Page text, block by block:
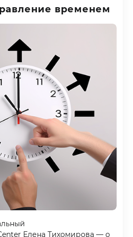
временем
Елена Тихомирова — о